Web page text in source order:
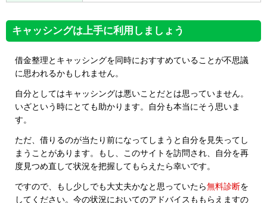
キャッシングは上手に利用しましょう
借金整理とキャッシングを同時におすすめていることが不思議
に思われるかもしれません。
自分としてはキャッシングは悪いことだとは思っていません。
いざという時にとても助かります。自分も本当にそう思いま
す。
ただ、借りるのが当たり前になってしまうと自分を見失ってし
まうことがあります。もし、このサイトを訪問され、自分を再
度見つめ直して状況を把握してもらえたら幸いです。
ですので、もし少しでも大丈夫かなと思っていたら無料診断を
してください。今の状況においてのアドバイスももらえますの